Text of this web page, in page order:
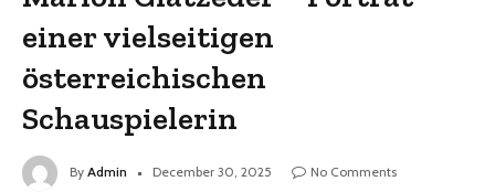
einer vielseitigen
österreichischen
Schauspielerin
By Admin December 30, 2025
No Comments